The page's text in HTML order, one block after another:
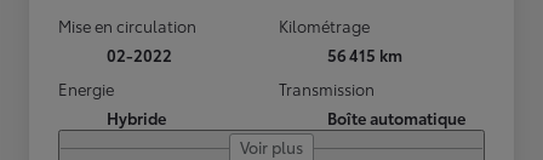
Mise en circulation
02-2022
Kilométrage
56 415 km
Energie
Hybride
Transmission
Boîte automatique
Voir plus